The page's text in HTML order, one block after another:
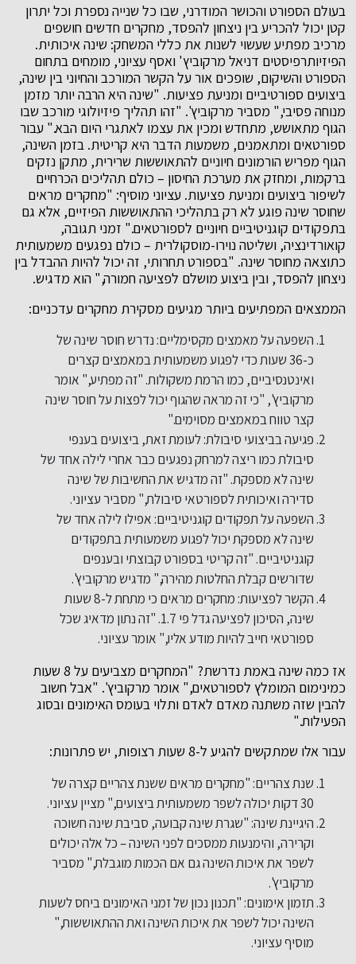
בעולם הספורט והכושר המודרני, שבו כל שנייה נספרת וכל יתרון
קטן יכול להכריע בין ניצחון להפסד, מחקרים חדשים חושפים
מרכיב מפתיע שעשוי לשנות את כללי המשחק: שינה איכותית.
הפיזיותרפיסטים דניאל מרקוביץ' ואסף עציוני, מומחים בתחום
הספורט והשיקום, שופכים אור על הקשר המורכב והחיוני בין שינה,
ביצועים ספורטיביים ומניעת פציעות. "שינה היא הרבה יותר מזמן
מנוחה פסיבי," מסביר מרקוביץ'. "זהו תהליך פיזיולוגי מורכב שבו
הגוף מתאושש, מתחדש ומכין את עצמו לאתגרי היום הבא." עבור
ספורטאים ומתאמנים, משמעות הדבר היא קריטית. בזמן השינה,
הגוף מפריש הורמונים חיוניים להתאוששות שרירית, מתקן נזקים
ברקמות, ומחזק את מערכת החיסון – כולם תהליכים הכרחיים
לשיפור ביצועים ומניעת פציעות. עציוני מוסיף: "מחקרים מראים
שחוסר שינה פוגע לא רק בתהליכי ההתאוששות הפיזיים, אלא גם
בתפקודים קוגניטיביים חיוניים לספורטאים." זמני תגובה,
קואורדינציה, ושליטה נוירו-מוסקולרית – כולם נפגעים משמעותית
כתוצאה מחוסר שינה. "בספורט תחרותי, זה יכול להיות ההבדל בין
ניצחון להפסד, ובין ביצוע מושלם לפציעה חמורה," הוא מדגיש.
הממצאים המפתיעים ביותר מגיעים מסקירת מחקרים עדכניים:
השפעה על מאמצים מקסימליים: נדרש חוסר שינה של
כ-36 שעות כדי לפגוע משמעותית במאמצים קצרים
ואינטנסיביים, כמו הרמת משקולות. "זה מפתיע," אומר
מרקוביץ', "כי זה מראה שהגוף יכול לפצות על חוסר שינה
קצר טווח במאמצים מסוימים."
פגיעה בביצועי סיבולת: לעומת זאת, ביצועים בענפי
סיבולת כמו ריצה למרחק נפגעים כבר אחרי לילה אחד של
שינה לא מספקת. "זה מדגיש את החשיבות של שינה
סדירה ואיכותית לספורטאי סיבולת," מסביר עציוני.
השפעה על תפקודים קוגניטיביים: אפילו לילה אחד של
שינה לא מספקת יכול לפגוע משמעותית בתפקודים
קוגניטיביים. "זה קריטי בספורט קבוצתי ובענפים
שדורשים קבלת החלטות מהירה," מדגיש מרקוביץ'.
הקשר לפציעות: מחקרים מראים כי מתחת ל-8 שעות
שינה, הסיכון לפציעה גדל פי 1.7. "זה נתון מדאיג שכל
ספורטאי חייב להיות מודע אליו," אומר עציוני.
אז כמה שינה באמת נדרשת? "המחקרים מצביעים על 8 שעות
כמינימום המומלץ לספורטאים," אומר מרקוביץ'. "אבל חשוב
להבין שזה משתנה מאדם לאדם ותלוי בעומס האימונים ובסוג
הפעילות."
עבור אלו שמתקשים להגיע ל-8 שעות רצופות, יש פתרונות:
שנת צהריים: "מחקרים מראים ששנת צהריים קצרה של
30 דקות יכולה לשפר משמעותית ביצועים," מציין עציוני.
היגיינת שינה: "שגרת שינה קבועה, סביבת שינה חשוכה
וקרירה, והימנעות ממסכים לפני השינה – כל אלה יכולים
לשפר את איכות השינה גם אם הכמות מוגבלת," מסביר
מרקוביץ'.
תזמון אימונים: "תכנון נכון של זמני האימונים ביחס לשעות
השינה יכול לשפר את איכות השינה ואת ההתאוששות,"
מוסיף עציוני.